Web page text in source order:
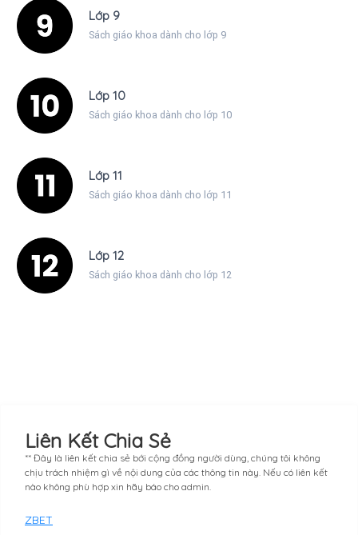
Lớp 9
Sách giáo khoa dành cho lớp 9
Lớp 10
Sách giáo khoa dành cho lớp 10
Lớp 11
Sách giáo khoa dành cho lớp 11
Lớp 12
Sách giáo khoa dành cho lớp 12
Liên Kết Chia Sẻ
** Đây là liên kết chia sẻ bới cộng đồng người dùng, chúng tôi không
chịu trách nhiệm gì về nội dung của các thông tin này. Nếu có liên kết
nào không phù hợp xin hãy báo cho admin.
ZBET